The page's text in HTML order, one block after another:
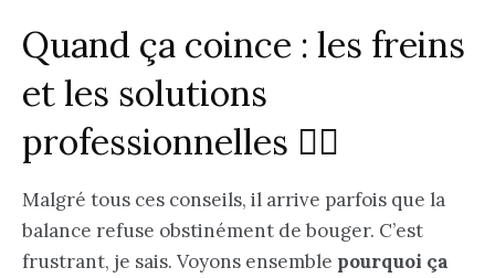
Quand ça coince : les freins
et les solutions
professionnelles 👩‍⚕️
Malgré tous ces conseils, il arrive parfois que la
balance refuse obstinément de bouger. C’est
frustrant, je sais. Voyons ensemble pourquoi ça